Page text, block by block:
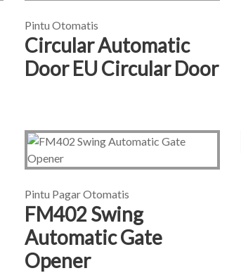
Pintu Otomatis
Circular Automatic
Door EU Circular Door
Pintu Pagar Otomatis
FM402 Swing
Automatic Gate
Opener